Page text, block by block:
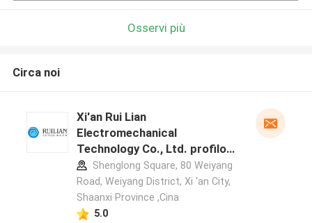
Osservi più
Circa noi
Xi'an Rui Lian
Electromechanical
Technology Co., Ltd. profilo
del produttore
Shenglong Square, 80 Weiyang
Road, Weiyang District, Xi 'an City,
Shaanxi Province ,Cina
5.0